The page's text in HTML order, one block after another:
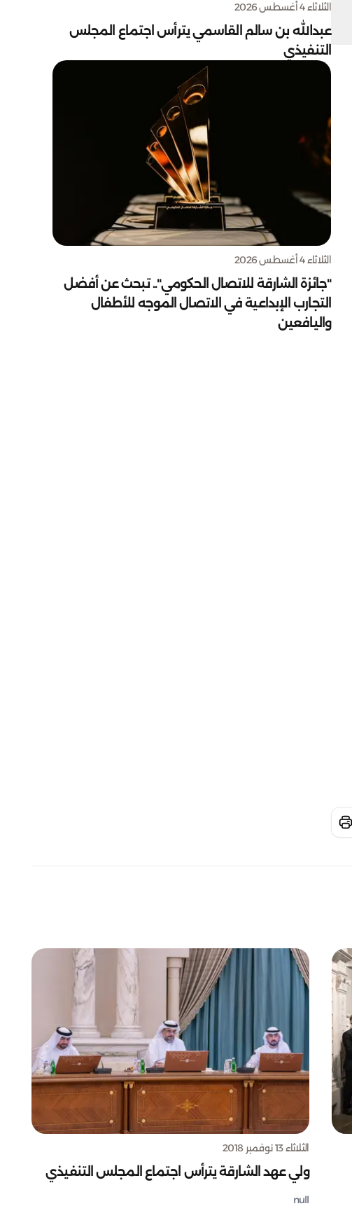
الثلاثاء 4 أغسطس 2026
عبدالله بن سالم القاسمي يترأس اجتماع المجلس
التنفيذي
الثلاثاء 4 أغسطس 2026
"جائزة الشارقة للاتصال الحكومي".. تبحث عن أفضل
التجارب الإبداعية في الاتصال الموجه للأطفال
واليافعين
الثلاثاء 13 نوفمبر 2018
ولي عهد الشارقة يترأس اجتماع المجلس التنفيذي
null